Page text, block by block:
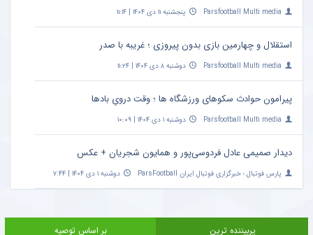
Parsfootball Multi media پنجشنبه ۱۱ دی ۱۴۰۴ | ۱۱:۱۴
استقلال و چهارمین بازی بدون پیروزی ؛ غریبه با صدر
Parsfootball Multi media دوشنبه ۸ دی ۱۴۰۴ | ۱۱:۲۴
پیرامون حوادث سکوهای ورزشگاه ها ؛ وقت درویِ بادها
Parsfootball Multi media دوشنبه ۱ دی ۱۴۰۴ | ۱۰:۰۹
دیدار صمیمی عادل فردوسی‌پور و همایون شجریان + عکس
پارس فوتبال ؛ خبرگزاری فوتبال ایران ParsFootball دوشنبه ۱ دی ۱۴۰۴ | ۷:۴۴
پربیننده ترین
بر اساس توصیه